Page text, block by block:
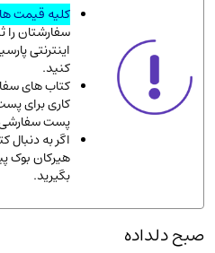
فلسفه و جامعه شناسی(151)
ادبیات و شعر
ادیان و مذاهب
دانشگاهی و آموزشی
اقتصادی، بازاریابی و مالی(56)
پزشکی(140)
کامپیوتر و نرم افزار
کلیه قیمت ها
سفارشتان را
اینترنتی
کنید.
پست
اگر به
هیرکان بوک
بگیرید.
صبح دلداده